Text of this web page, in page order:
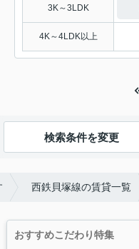
3K～3LDK
4K～4LDK以上
検索条件を変更
西鉄貝塚線の賃貸一覧
おすすめこだわり特集